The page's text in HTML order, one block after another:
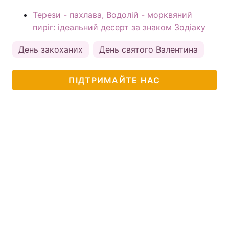
Терези - пахлава, Водолій - морквяний
пиріг: ідеальний десерт за знаком Зодіаку
День закоханих День святого Валентина
ПІДТРИМАЙТЕ НАС